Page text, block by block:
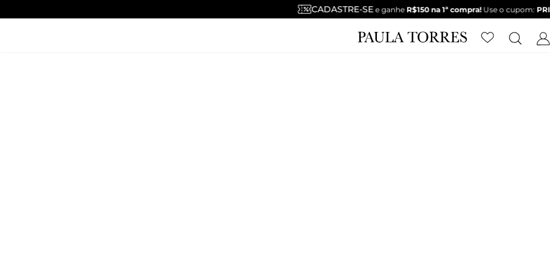
CADASTRE-SEe ganheR$150 na 1ª compra!Use o cupom: